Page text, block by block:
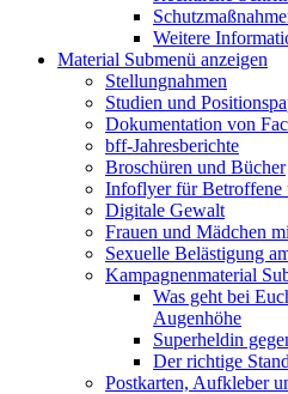
Weitere
Material Submenü anzeigen
Stellungnahmen
Studien und
Dokumentation von
bff-Jahresberichte
Broschüren und Bücher
Infoflyer für Betroffene
Digitale Gewalt
Frauen und Mädchen
Sexuelle Belästigung
Kampagnenmaterial
Was geht bei
Augenhöhe
Superheldin
Der richtige
Postkarten, Aufkleber